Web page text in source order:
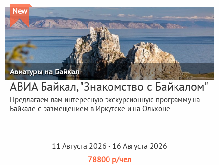
New
Авиатуры на Байкал
АВИА Байкал, "Знакомство с Байкалом"
Предлагаем вам интересную экскурсионную программу на
Байкале с размещением в Иркутске и на Ольхоне
11 Августа 2026 - 16 Августа 2026
78800 р/чел